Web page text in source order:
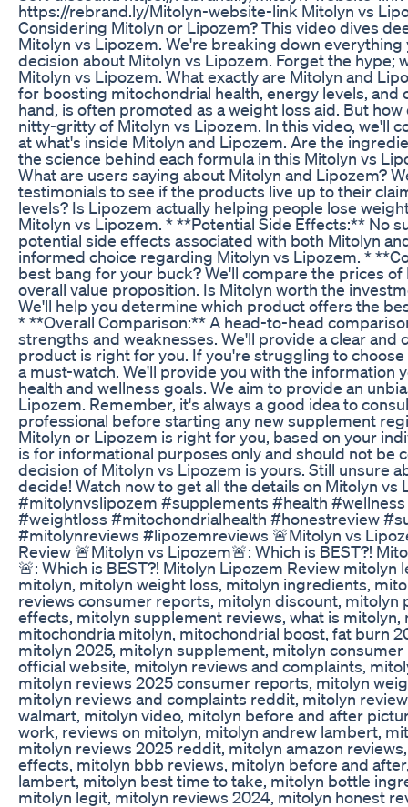
https://rebrand.ly/Mitolyn-website-link Mitolyn vs
Considering Mitolyn or Lipozem? This video dives
Mitolyn vs Lipozem. We're breaking down
decision about Mitolyn vs Lipozem. Forget the hype;
Mitolyn vs Lipozem. What exactly are Mitolyn and
for boosting mitochondrial health, energy levels,
hand, is often promoted as a weight loss aid. But
nitty-gritty of Mitolyn vs Lipozem. In this video, we'll
at what's inside Mitolyn and Lipozem. Are the
the science behind each formula in this Mitolyn vs
What are users saying about Mitolyn and Lipozem?
testimonials to see if the products live up to their
levels? Is Lipozem actually helping people lose
Mitolyn vs Lipozem. * **Potential Side Effects:** No
potential side effects associated with both Mitolyn
informed choice regarding Mitolyn vs Lipozem. *
best bang for your buck? We'll compare the prices
overall value proposition. Is Mitolyn worth the
We'll help you determine which product offers the
* **Overall Comparison:** A head-to-head
strengths and weaknesses. We'll provide a clear
product is right for you. If you're struggling to
a must-watch. We'll provide you with the information
health and wellness goals. We aim to provide an
Lipozem. Remember, it's always a good idea to
professional before starting any new supplement
Mitolyn or Lipozem is right for you, based on your
is for informational purposes only and should not be
decision of Mitolyn vs Lipozem is yours. Still unsure
decide! Watch now to get all the details on Mitolyn
#mitolynvslipozem #supplements #health
#weightloss #mitochondrialhealth #honestreview
#mitolynreviews #lipozemreviews 🚨Mitolyn vs
Review 🚨Mitolyn vs Lipozem🚨: Which is BEST?!
🚨: Which is BEST?! Mitolyn Lipozem Review
mitolyn, mitolyn weight loss, mitolyn ingredients,
reviews consumer reports, mitolyn discount, mitolyn
effects, mitolyn supplement reviews, what is
mitochondria mitolyn, mitochondrial boost, fat burn
mitolyn 2025, mitolyn supplement, mitolyn
official website, mitolyn reviews and complaints,
mitolyn reviews 2025 consumer reports, mitolyn
mitolyn reviews and complaints reddit, mitolyn
walmart, mitolyn video, mitolyn before and after
work, reviews on mitolyn, mitolyn andrew lambert,
mitolyn reviews 2025 reddit, mitolyn amazon
effects, mitolyn bbb reviews, mitolyn before and
lambert, mitolyn best time to take, mitolyn bottle
mitolyn legit, mitolyn reviews 2024, mitolyn honest